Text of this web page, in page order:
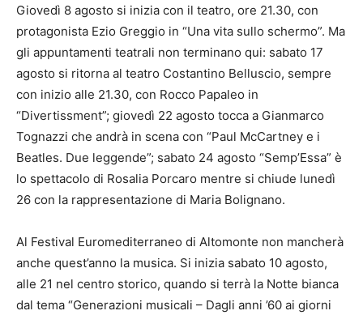
Giovedì 8 agosto si inizia con il teatro, ore 21.30, con
protagonista Ezio Greggio in “Una vita sullo schermo”. Ma
gli appuntamenti teatrali non terminano qui: sabato 17
agosto si ritorna al teatro Costantino Belluscio, sempre
con inizio alle 21.30, con Rocco Papaleo in
“Divertissment”; giovedì 22 agosto tocca a Gianmarco
Tognazzi che andrà in scena con “Paul McCartney e i
Beatles. Due leggende”; sabato 24 agosto “Semp’Essa” è
lo spettacolo di Rosalia Porcaro mentre si chiude lunedì
26 con la rappresentazione di Maria Bolignano.
Al Festival Euromediterraneo di Altomonte non mancherà
anche quest’anno la musica. Si inizia sabato 10 agosto,
alle 21 nel centro storico, quando si terrà la Notte bianca
dal tema “Generazioni musicali – Dagli anni ’60 ai giorni